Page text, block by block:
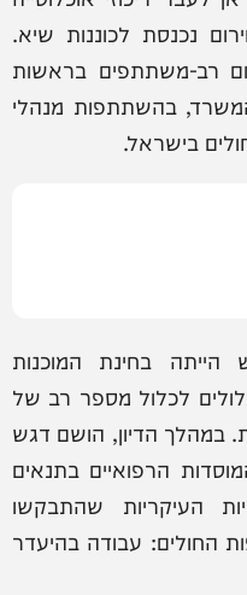
נכנסת לכוננות שיא.
רב-משתתפים בראשות
בהשתתפות מנהלי
בישראל.
בחינת המוכנות
לכלול מספר רב של
במהלך הדיון, הושם דגש
הרפואיים בתנאים
העיקריות שהתבקשו
החולים: עבודה בהיעדר